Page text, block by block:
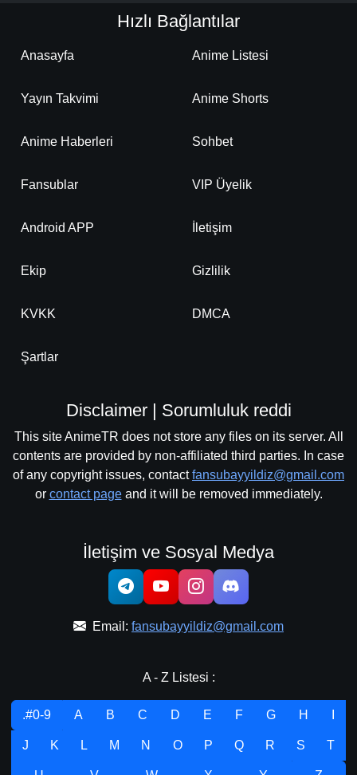
Hızlı Bağlantılar
Anasayfa Anime Listesi
Yayın Takvimi Anime Shorts
Anime Haberleri Sohbet
Fansublar VIP Üyelik
Android APP İletişim
Ekip Gizlilik
KVKK DMCA
Şartlar
Disclaimer | Sorumluluk reddi
This site AnimeTR does not store any files on its server. All
contents are provided by non-affiliated third parties. In case
of any copyright issues, contactfansubayyildiz@gmail.com
or contact pageand it will be removed immediately.
İletişim ve Sosyal Medya
Email: fansubayyildiz@gmail.com
A - Z Listesi :
.#0-9 A B C D E F G H
J K L M N O P Q R S T